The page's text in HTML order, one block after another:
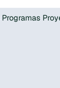
Programas